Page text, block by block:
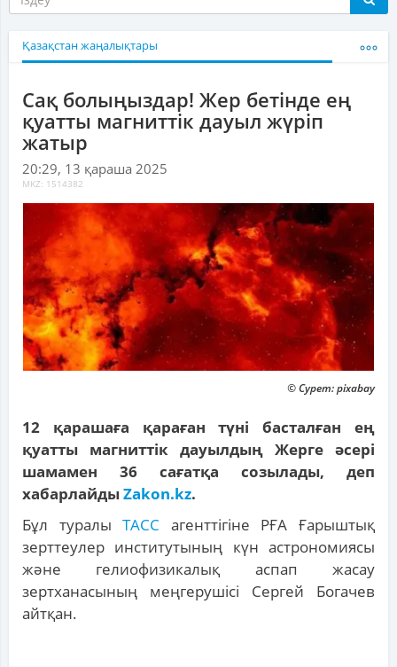
Қазақстан жаңалықтары
Сақ болыңыздар! Жер бетінде ең
қуатты магниттік дауыл жүріп
жатыр
20:29, 13 қараша 2025
MKZ: 1514382
© Сурет: pixabay
12 қарашаға қараған түні басталған ең
қуатты магниттік дауылдың Жерге әсері
шамамен 36 сағатқа созылады, деп
хабарлайдыZakon.kz.
Бұл туралыТАСС агенттігіне РҒА Ғарыштық
зерттеулер институтының күн астрономиясы
және гелиофизикалық аспап жасау
зертханасының меңгерушісі Сергей Богачев
айтқан.